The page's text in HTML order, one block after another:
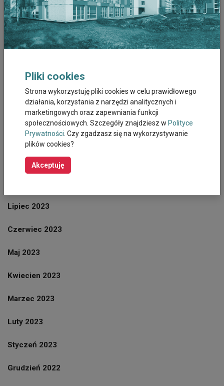
Grudzień 2025
Listopad 2025
Wrzesień 2025
Sierpień 2025
Październik 2023
Wrzesień 2023
Lipiec 2023
Czerwiec 2023
Maj 2023
Kwiecien 2023
Marzec 2023
Luty 2023
Styczeń 2023
Grudzień 2022
Pliki cookies
Strona wykorzystuję pliki cookies w celu prawidłowego
działania, korzystania z narzędzi analitycznych i
marketingowych oraz zapewniania funkcji
społecznościowych. Szczegóły znajdziesz w Polityce
Prywatności. Czy zgadzasz się na wykorzystywanie
plików cookies?
Akceptuję